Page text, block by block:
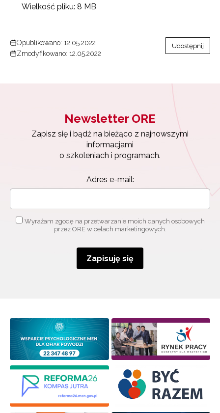
Wielkość pliku: 8 MB
Opublikowano: 12.05.2022
Zmodyfikowano: 12.05.2022
Udostępnij
Newsletter ORE
Zapisz się i bądź na bieżąco z najnowszymi
informacjami
o szkoleniach i programach.
Adres e-mail:
Wyrażam zgodę na przetwarzanie moich danych osobowych
przez ORE w celach marketingowych.
Zapisuję się